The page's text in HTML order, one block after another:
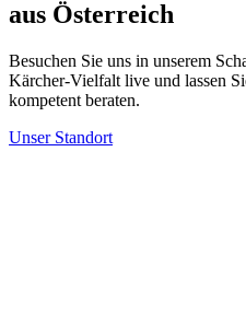
aus Österreich
Besuchen Sie uns in unserem
Kärcher-Vielfalt live und lassen
kompetent beraten.
Unser Standort